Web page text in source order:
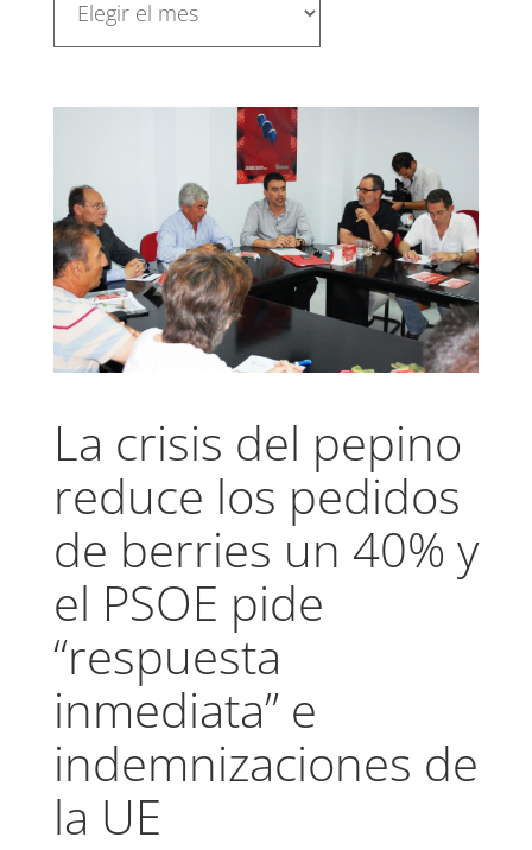
La crisis del pepino
reduce los pedidos
de berries un 40% y
el PSOE pide
“respuesta
inmediata” e
indemnizaciones de
la UE